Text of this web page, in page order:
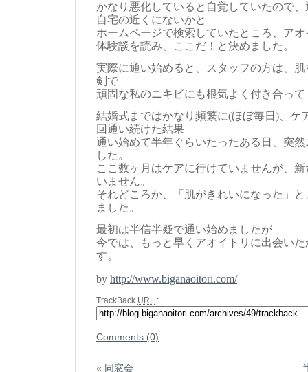
かなり悪化していると自覚していたので
自宅の近くにないかと
ホームページで検索していたところ、ア
体験談を読み、ここだ！と決めました。
実際に通い始めると、スタッフの方は、
剣で
頑固な私のニキビにも根気よく付き合っ
結婚式まではかなり頻繁に(ほぼ毎日)、ケ
回通い続けた結果
通い始めて半年ぐらいたったある日、突
した。
ここ数ヶ月はケアに行けていませんが、
いません。
それどころか、「肌がきれいになった」
ました。
最初は半信半疑で通い始めましたが
今では、もっと早くアオイトリに出会い
す。
by http://www.biganaoitori.com/
TrackBack URL :
Comments (0)
« 同窓会